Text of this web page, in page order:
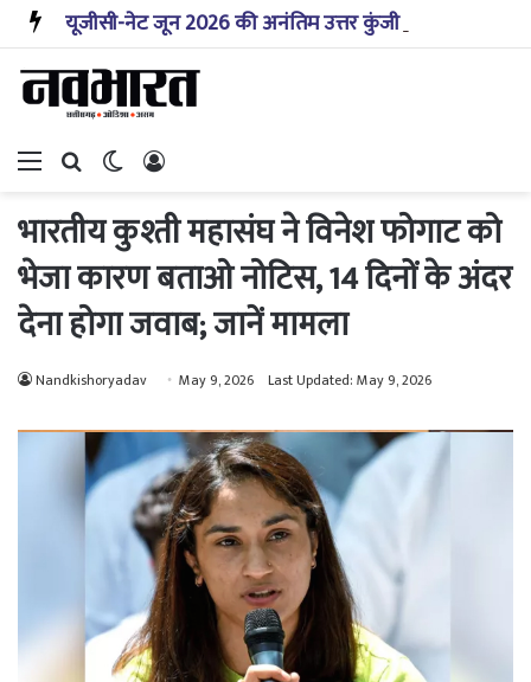
Menu Search forSwitch skin
भारतीय कुश्ती महासंघ ने विनेश फोगाट को
भेजा कारण बताओ नोटिस, 14 दिनों के अंदर
देना होगा जवाब; जानें मामला
Nandkishoryadav May 9, 2026 Last Updated: May 9, 2026